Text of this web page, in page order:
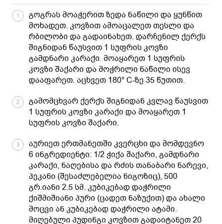
1
გოგრას მოაჭერით ზედა ნაწილი და ყუნწით
მოხადეთ. კოვზით ამოაცალეთ თესლი და
რბილობი და გადაინახეთ. დარჩენილ ქერქს
შიგნიდან წაუსვით 1 სუფრის კოვზი
გამდნარი კარაქი. მოაყარეთ 1 სუფრის
კოვზი შაქარი და მოჭრილი ნაწილი ისევ
დააფარეთ. აცხვეთ 180° C-ზე 35 წუთით.
2
გამომცხვარ ქერქს შიგნიდან კვლავ წაუსვით
1 სუფრის კოვზი კარაქი და მოაყარეთ 1
სუფრის კოვზი შაქარი.
3
აურიეთ ერთმანეთში კვერცხი და მომდევნო
6 ინგრედიენტი: 1/2 ჭიქა შაქარი, გამდნარი
კარაქი, ნაღებისა და რძის თანაბარი ნარევი,
პეკანი (შესაძლებელია ნიგოზიც), 500
გრ.იანი 2.5 სმ. კუბიკებად დაჭრილი
ქიშმიშიანი პური (ცადეთ ნაზუქით) და ახალი
მოცვი ან კუბიკებად დაჭრილი ატამი.
მიღებული პუდინგი კოვზით გადაიტანეთ 20